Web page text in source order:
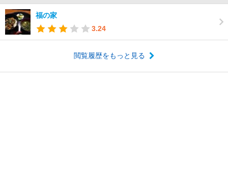
福の家
3.24
閲覧履歴をもっと見る